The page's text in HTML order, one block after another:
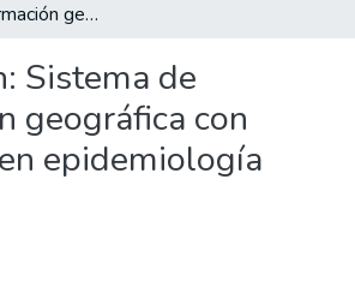
Sistema de información geográfica con aplicación en epidemiología
Sistema de
geográfica con
epidemiología